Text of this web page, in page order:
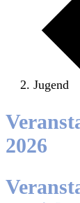
Jugend
2026